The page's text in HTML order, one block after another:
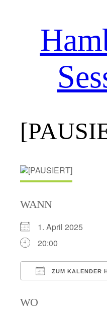
WANN
1. April 2025
20:00
ZUM KALENDER
WO